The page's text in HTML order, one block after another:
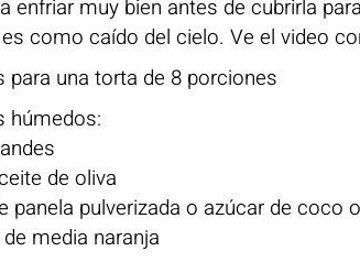
enfriar muy bien antes de cubrirla
como caído del cielo. Ve el video
para una torta de 8 porciones
húmedos:
de oliva
panela pulverizada o azúcar de coco
media naranja